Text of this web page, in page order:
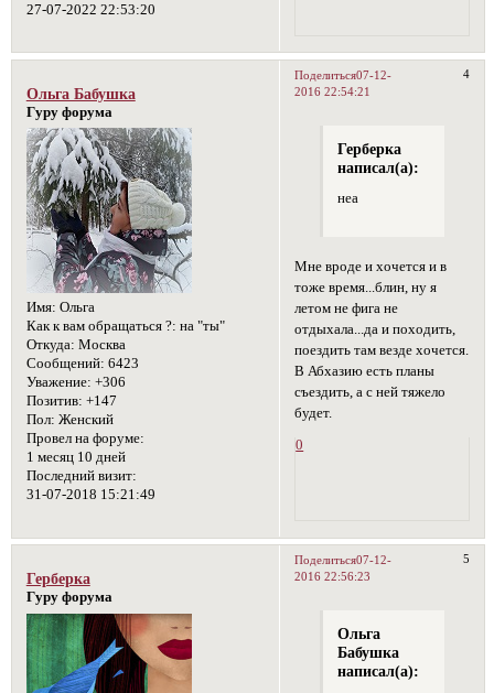
27-07-2022 22:53:20
Поделиться 4
07-12-
2016 22:54:21
Ольга Бабушка
Гуру форума
Имя: Ольга
Как к вам обращаться ?: на "ты"
Откуда: Москва
Сообщений: 6423
Уважение: +306
Позитив: +147
Пол: Женский
Провел на форуме:
1 месяц 10 дней
Последний визит:
31-07-2018 15:21:49
Герберка
написал(а):
неа
Мне вроде и хочется и в
тоже время...блин, ну я
летом не фига не
отдыхала...да и походить,
поездить там везде хочется.
В Абхазию есть планы
съездить, а с ней тяжело
будет.
0
Поделиться 5
07-12-
2016 22:56:23
Герберка
Гуру форума
Ольга
Бабушка
написал(а):